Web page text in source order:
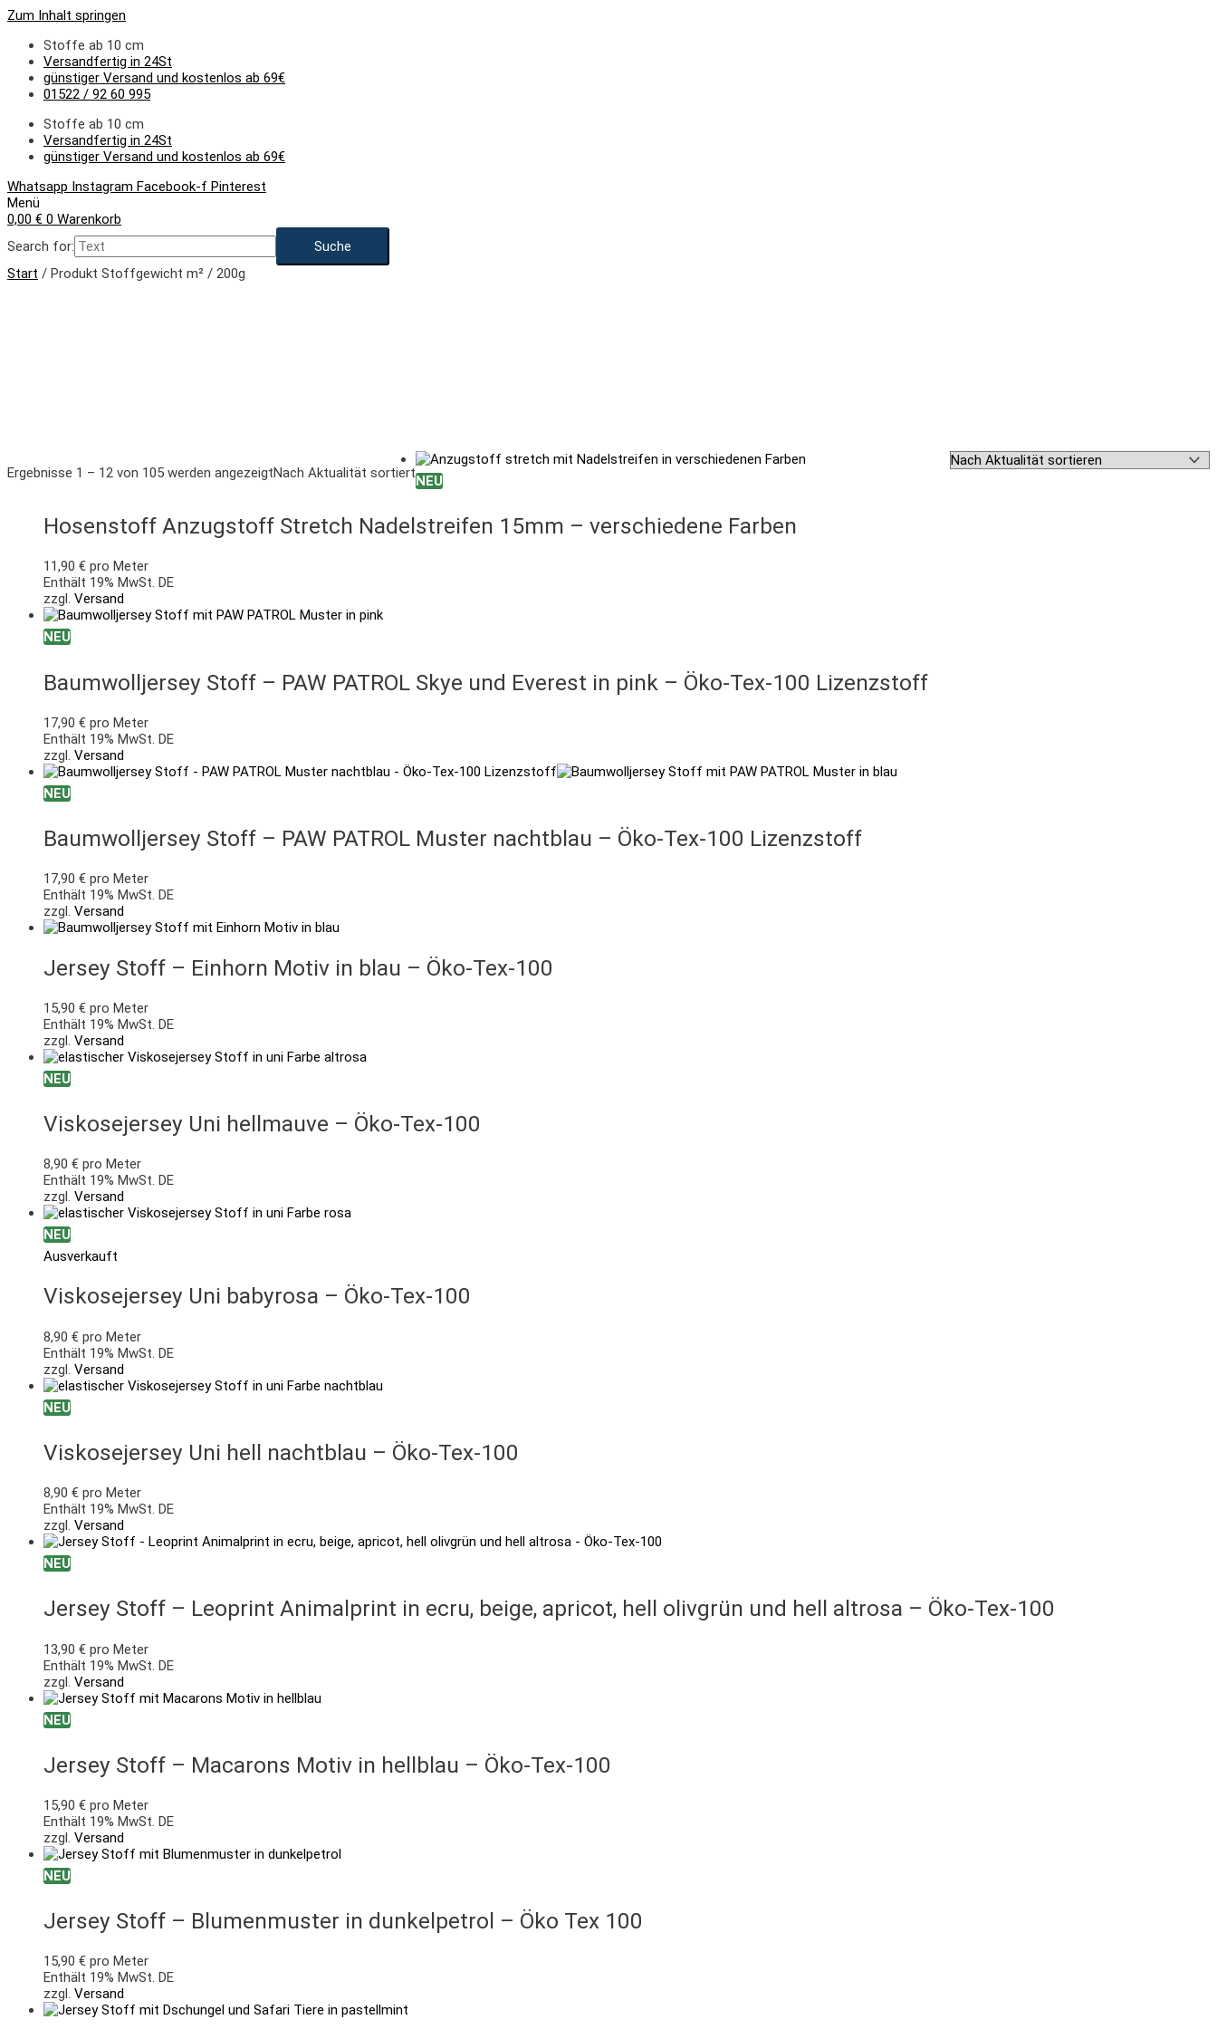
Zum Inhalt springen
Stoffe ab 10 cm
Versandfertig in 24St
günstiger Versand und kostenlos ab 69€
01522 / 92 60 995
Stoffe ab 10 cm
Versandfertig in 24St
günstiger Versand und kostenlos ab 69€
Whatsapp Instagram Facebook-f Pinterest
Menü
0,00 € 0 Warenkorb
Search for:
Start / Produkt Stoffgewicht m² / 200g
Ergebnisse 1 – 12 von 105 werden angezeigtNach Aktualität sortiertNEU
Hosenstoff Anzugstoff Stretch Nadelstreifen 15mm – verschiedene Farben
11,90 € pro Meter
Enthält 19% MwSt. DE
zzgl. Versand
NEU
Baumwolljersey Stoff – PAW PATROL Skye und Everest in pink – Öko-Tex-100 Lizenzstoff
17,90 € pro Meter
Enthält 19% MwSt. DE
zzgl. Versand
NEU
Baumwolljersey Stoff – PAW PATROL Muster nachtblau – Öko-Tex-100 Lizenzstoff
17,90 € pro Meter
Enthält 19% MwSt. DE
zzgl. Versand
Jersey Stoff – Einhorn Motiv in blau – Öko-Tex-100
15,90 € pro Meter
Enthält 19% MwSt. DE
zzgl. Versand
NEU
Viskosejersey Uni hellmauve – Öko-Tex-100
8,90 € pro Meter
Enthält 19% MwSt. DE
zzgl. Versand
NEU
Ausverkauft
Viskosejersey Uni babyrosa – Öko-Tex-100
8,90 € pro Meter
Enthält 19% MwSt. DE
zzgl. Versand
NEU
Viskosejersey Uni hell nachtblau – Öko-Tex-100
8,90 € pro Meter
Enthält 19% MwSt. DE
zzgl. Versand
NEU
Jersey Stoff – Leoprint Animalprint in ecru, beige, apricot, hell olivgrün und hell altrosa – Öko-Tex-100
13,90 € pro Meter
Enthält 19% MwSt. DE
zzgl. Versand
NEU
Jersey Stoff – Macarons Motiv in hellblau – Öko-Tex-100
15,90 € pro Meter
Enthält 19% MwSt. DE
zzgl. Versand
NEU
Jersey Stoff – Blumenmuster in dunkelpetrol – Öko Tex 100
15,90 € pro Meter
Enthält 19% MwSt. DE
zzgl. Versand